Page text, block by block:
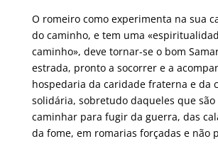
O romeiro como experimenta na sua
do caminho, e tem uma
caminho», deve tornar-se o bom
estrada, pronto a socorrer e a
hospedaria da caridade fraterna e da
solidária, sobretudo daqueles que são
caminhar para fugir da guerra, das
da fome, em romarias forçadas e não